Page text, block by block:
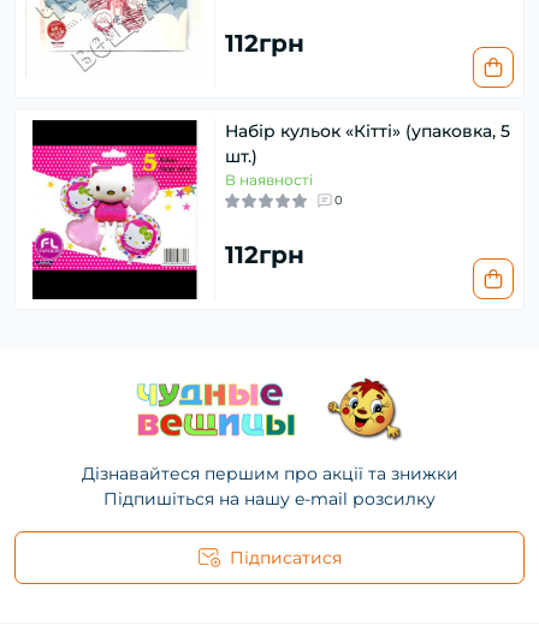
112грн
Набір кульок «Кітті» (упаковка, 5
шт.)
В наявності
0
112грн
Дізнавайтеся першим про акції та знижки
Підпишіться на нашу e-mail розсилку
Підписатися